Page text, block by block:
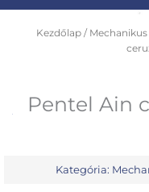
Kezdőlap /
Pentel Ain
Kategória: